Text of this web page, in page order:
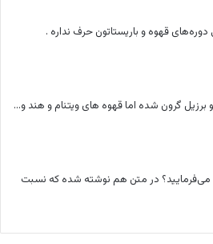
قهوه و باریستاتون حرف نداره .
برزیل گرون شده اما قهوه های ویتنام و هند و...
در متن هم نوشته شده که نسبت